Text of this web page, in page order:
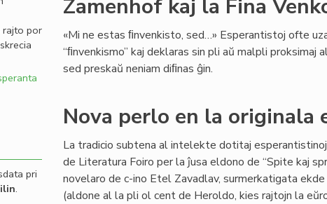
Zamenhof kaj la Fina
«Mi ne estas ﬁnvenkisto, sed…» Esperantistoj ofte
“ﬁnvenkismo” kaj deklaras sin pli aŭ malpli proksimaj
sed preskaŭ neniam diﬁnas ĝin.
Nova perlo en la originala
La tradicio subtena al intelekte dotitaj
de Literatura Foiro per la ĵusa eldono de “Spite kaj
novelaro de c-ino Etel Zavadlav, surmerkatigata
(aldone al la pli ol cent de Heroldo, kies rajtojn la
rajto por
pri
.